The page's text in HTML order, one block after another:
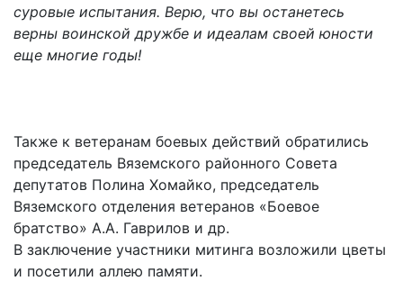
суровые испытания. Верю, что вы останетесь
верны воинской дружбе и идеалам своей юности
еще многие годы!
Также к ветеранам боевых действий обратились
председатель Вяземского районного Совета
депутатов Полина Хомайко, председатель
Вяземского отделения ветеранов «Боевое
братство» А.А. Гаврилов и др.
В заключение участники митинга возложили цветы
и посетили аллею памяти.